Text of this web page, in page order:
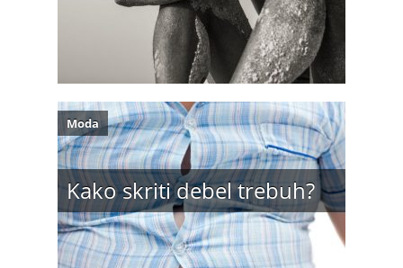
Kako skriti debel trebuh?
Moda